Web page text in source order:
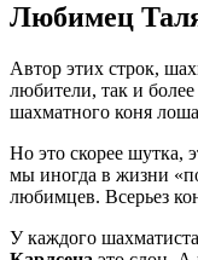
Любимец
Автор этих строк,
любители, так и
шахматного коня
Но это скорее шутка,
мы иногда в жизни
любимцев. Всерьез
У каждого